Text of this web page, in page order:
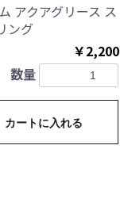
アクアグリース ス
ング
￥2,200
数量
カートに入れる